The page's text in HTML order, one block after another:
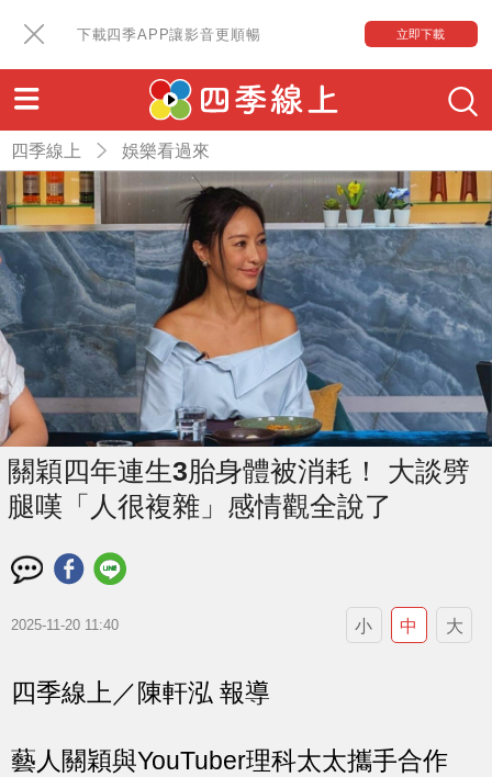
下載四季APP讓影音更順暢 立即下載
四季線上 娛樂看過來
關穎四年連生3胎身體被消耗！ 大談劈
腿嘆「人很複雜」感情觀全說了
2025-11-20 11:40 小 中 大
四季線上／陳軒泓 報導
藝人關穎與YouTuber理科太太攜手合作